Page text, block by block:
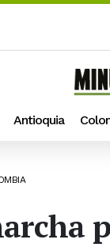
Antioquia